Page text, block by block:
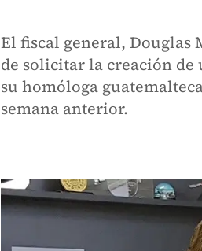
El fiscal general,
de solicitar la creación de
su homóloga
semana anterior.